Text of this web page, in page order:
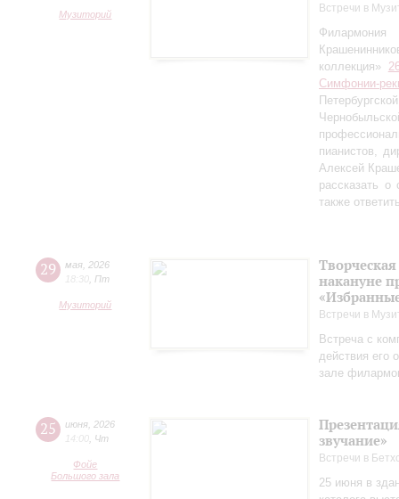
Музиторий Встречи в
коллекция»
Симфонии-
пианистов,
Алексей
рассказать
также
29 мая 2026
18:30 Пт
Музиторий
накануне
Встречи в
Встреча с
действия его
зале
25 июня 2026
14:00 Чт
Фойе
Большого зала
звучание»
Встречи в
25 июня в